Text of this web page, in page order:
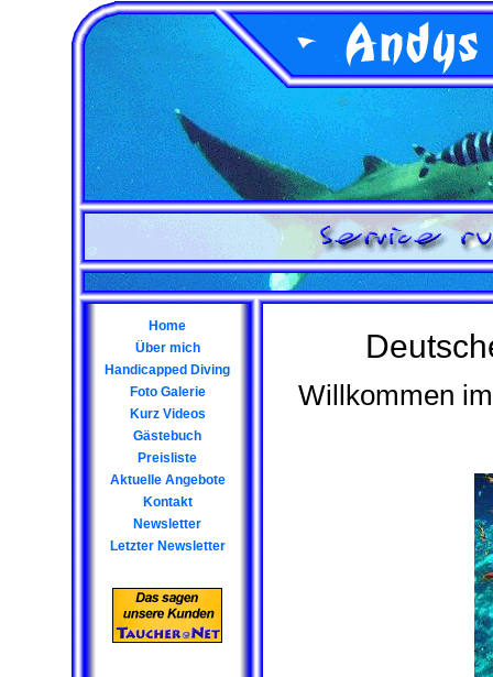
Home
Über mich
Handicapped Diving
Foto Galerie
Kurz Videos
Gästebuch
Preisliste
Aktuelle Angebote
Kontakt
Newsletter
Letzter Newsletter
Willkommen